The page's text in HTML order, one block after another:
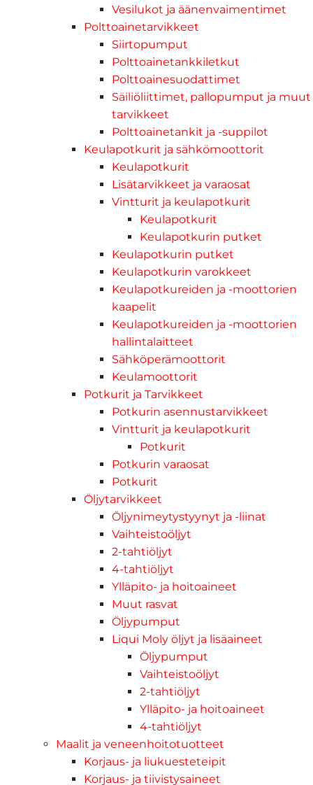
Vesilukot ja äänenvaimentimet
Polttoainetarvikkeet
Siirtopumput
Polttoainetankkiletkut
Polttoainesuodattimet
Säiliöliittimet, pallopumput ja muut
tarvikkeet
Polttoainetankit ja -suppilot
Keulapotkurit ja sähkömoottorit
Keulapotkurit
Lisätarvikkeet ja varaosat
Vintturit ja keulapotkurit
Keulapotkurit
Keulapotkurin putket
Keulapotkurin putket
Keulapotkurin varokkeet
Keulapotkureiden ja -moottorien
kaapelit
Keulapotkureiden ja -moottorien
hallintalaitteet
Sähköperämoottorit
Keulamoottorit
Potkurit ja Tarvikkeet
Potkurin asennustarvikkeet
Vintturit ja keulapotkurit
Potkurit
Potkurin varaosat
Potkurit
Öljytarvikkeet
Öljynimeytystyynyt ja -liinat
Vaihteistoöljyt
2-tahtiöljyt
4-tahtiöljyt
Ylläpito- ja hoitoaineet
Muut rasvat
Öljypumput
Liqui Moly öljyt ja lisäaineet
Öljypumput
Vaihteistoöljyt
2-tahtiöljyt
Ylläpito- ja hoitoaineet
4-tahtiöljyt
Maalit ja veneenhoitotuotteet
Korjaus- ja liukuesteteipit
Korjaus- ja tiivistysaineet